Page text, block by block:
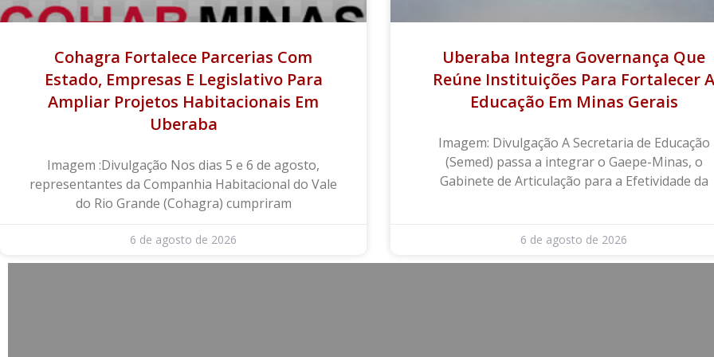
Cohagra Fortalece Parcerias Com
Estado, Empresas E Legislativo Para
Ampliar Projetos Habitacionais Em
Uberaba
Imagem :Divulgação Nos dias 5 e 6 de agosto,
representantes da Companhia Habitacional do Vale
do Rio Grande (Cohagra) cumpriram
6 de agosto de 2026
Uberaba Integra Governança Que
Reúne Instituições Para Fortalecer A
Educação Em Minas Gerais
Imagem: Divulgação A Secretaria de Educação
(Semed) passa a integrar o Gaepe-Minas, o
Gabinete de Articulação para a Efetividade da
6 de agosto de 2026